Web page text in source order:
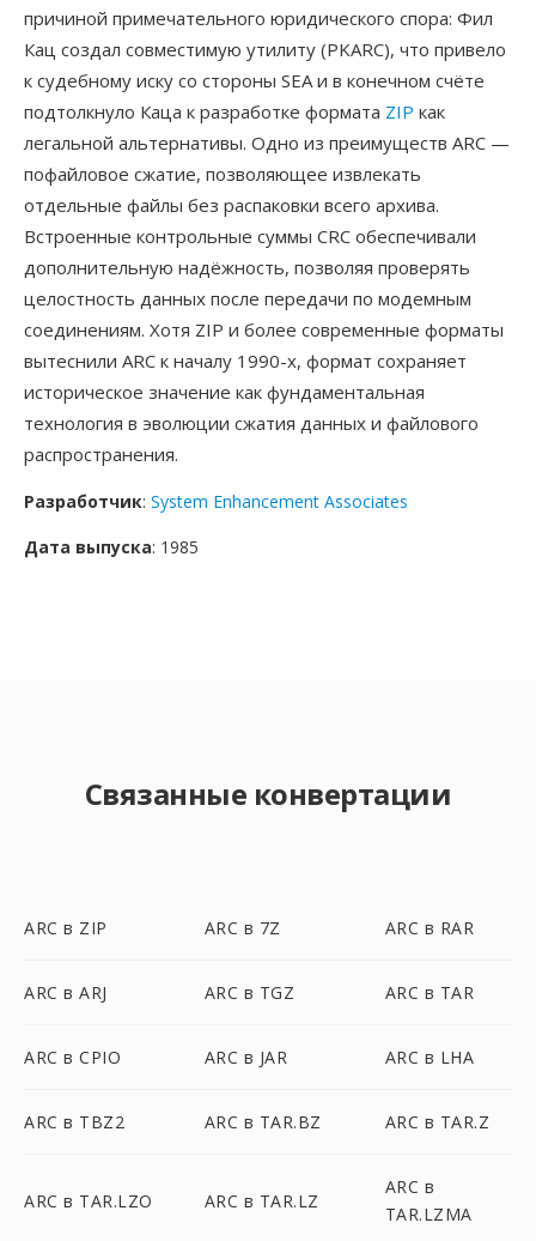
причиной примечательного юридического спора: Фил
Кац создал совместимую утилиту (PKARC), что привело
к судебному иску со стороны SEA и в конечном счёте
подтолкнуло Каца к разработке формата ZIP как
легальной альтернативы. Одно из преимуществ ARC —
пофайловое сжатие, позволяющее извлекать
отдельные файлы без распаковки всего архива.
Встроенные контрольные суммы CRC обеспечивали
дополнительную надёжность, позволяя проверять
целостность данных после передачи по модемным
соединениям. Хотя ZIP и более современные форматы
вытеснили ARC к началу 1990-х, формат сохраняет
историческое значение как фундаментальная
технология в эволюции сжатия данных и файлового
распространения.
Разработчик: System Enhancement Associates
Дата выпуска: 1985
Связанные конвертации
ARC в ZIP ARC в 7Z ARC в RAR
ARC в ARJ ARC в TGZ ARC в TAR
ARC в CPIO ARC в JAR ARC в LHA
ARC в TBZ2 ARC в TAR.BZ ARC в TAR.Z
ARC в TAR.LZO ARC в TAR.LZ
ARC в
TAR.LZMA